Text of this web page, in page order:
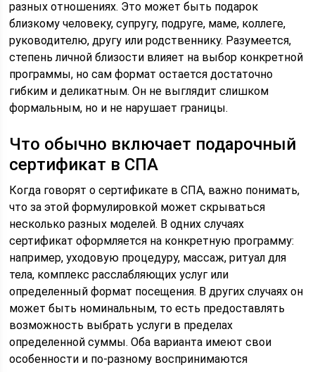
разных отношениях. Это может быть подарок
близкому человеку, супругу, подруге, маме, коллеге,
руководителю, другу или родственнику. Разумеется,
степень личной близости влияет на выбор конкретной
программы, но сам формат остается достаточно
гибким и деликатным. Он не выглядит слишком
формальным, но и не нарушает границы.
Что обычно включает подарочный
сертификат в СПА
Когда говорят о сертификате в СПА, важно понимать,
что за этой формулировкой может скрываться
несколько разных моделей. В одних случаях
сертификат оформляется на конкретную программу:
например, уходовую процедуру, массаж, ритуал для
тела, комплекс расслабляющих услуг или
определенный формат посещения. В других случаях он
может быть номинальным, то есть предоставлять
возможность выбрать услуги в пределах
определенной суммы. Оба варианта имеют свои
особенности и по-разному воспринимаются